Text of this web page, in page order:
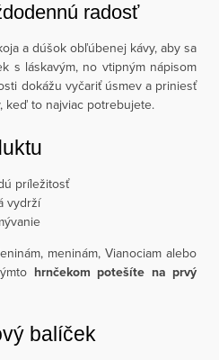
radosť
a dúšok obľúbenej kávy, aby sa
s láskavým, no vtipným nápisom
dokážu vyčariť úsmev a priniesť
keď to najviac potrebujete.
príležitosť
vydrží
meninám, Vianociam alebo
hrnčekom potešíte na prvý
balíček